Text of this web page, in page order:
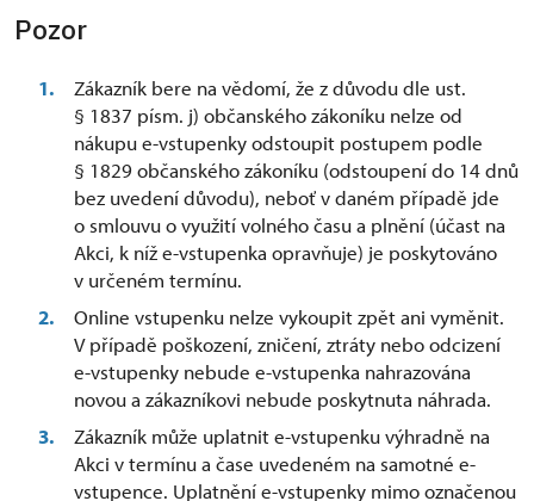
Pozor
Zákazník bere na vědomí, že z důvodu dle ust.
§ 1837 písm. j) občanského zákoníku nelze od
nákupu e-vstupenky odstoupit postupem podle
§ 1829 občanského zákoníku (odstoupení do 14 dnů
bez uvedení důvodu), neboť v daném případě jde
o smlouvu o využití volného času a plnění (účast na
Akci, k níž e-vstupenka opravňuje) je poskytováno
v určeném termínu.
Online vstupenku nelze vykoupit zpět ani vyměnit.
V případě poškození, zničení, ztráty nebo odcizení
e-vstupenky nebude e-vstupenka nahrazována
novou a zákazníkovi nebude poskytnuta náhrada.
Zákazník může uplatnit e-vstupenku výhradně na
Akci v termínu a čase uvedeném na samotné e-
vstupence. Uplatnění e-vstupenky mimo označenou